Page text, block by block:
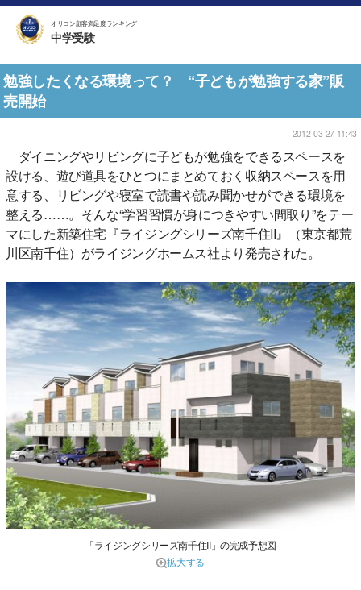
オリコン顧客満足度ランキング
中学受験
勉強したくなる環境って？ “子どもが勉強する家”販
売開始
2012-03-27 11:43
ダイニングやリビングに子どもが勉強をできるスペースを
設ける、遊び道具をひとつにまとめておく収納スペースを用
意する、リビングや寝室で読書や読み聞かせができる環境を
整える……。そんな“学習習慣が身につきやすい間取り”をテー
マにした新築住宅『ライジングシリーズ南千住II』（東京都荒
川区南千住）がライジングホームス社より発売された。
「ライジングシリーズ南千住II」の完成予想図
拡大する